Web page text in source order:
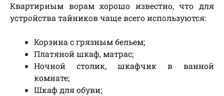
Квартирным ворам хорошо известно, что для
устройства тайников чаще всего используются:
Корзина с грязным бельем;
Платяной шкаф, матрас;
Ночной столик, шкафчик в ванной
комнате;
Шкаф для обуви;